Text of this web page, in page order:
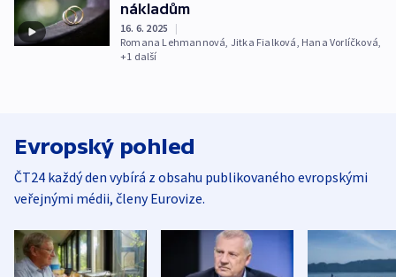
nákladům
16. 6. 2025
|
Romana Lehmannová, Jitka Fialková, Hana Vorlíčková,
+1 další
Evropský pohled
ČT24 každý den vybírá z obsahu publikovaného evropskými
veřejnými médii, členy Eurovize.